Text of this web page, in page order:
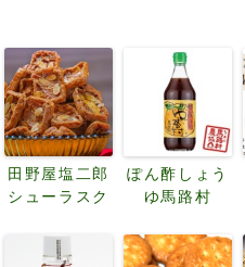
田野屋塩二郎
シューラスク
ぽん酢しょう
ゆ馬路村